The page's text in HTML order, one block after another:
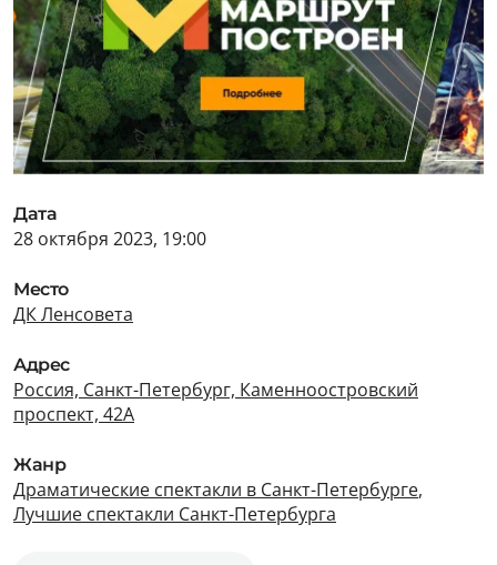
Дата
28 октября 2023, 19:00
Место
ДК Ленсовета
Адрес
Россия, Санкт-Петербург, Каменноостровский
проспект, 42А
Жанр
Драматические спектакли в Санкт-Петербурге,
Лучшие спектакли Санкт-Петербурга